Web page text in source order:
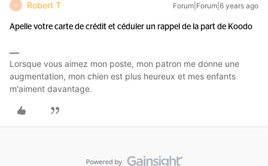
R Robert T Forum|Forum|6 years ago
Apelle votre carte de crédit et céduler un rappel de la part de Koodo
Lorsque vous aimez mon poste, mon patron me donne une
augmentation, mon chien est plus heureux et mes enfants
m'aiment davantage.